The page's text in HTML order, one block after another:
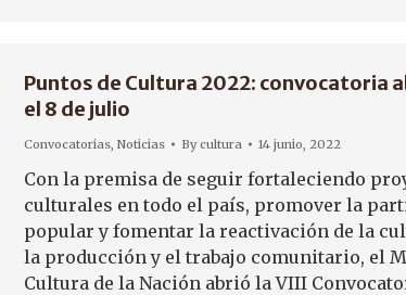
Puntos de Cultura 2022: convocatoria
el 8 de julio
Convocatorias, Noticias Bycultura 14 junio, 2022
Con la premisa de seguir fortaleciendo
culturales en todo el país, promover la
popular y fomentar la reactivación de la
la producción y el trabajo comunitario, el
Cultura de la Nación abrió la VIII